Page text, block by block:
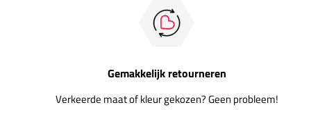
Gemakkelijk retourneren
Verkeerde maat of kleur gekozen? Geen probleem!